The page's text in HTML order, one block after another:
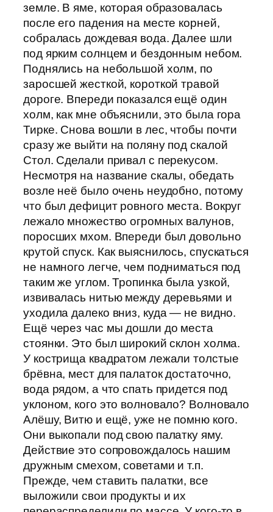
земле. В яме, которая образовалась
после его падения на месте корней,
собралась дождевая вода. Далее шли
под ярким солнцем и бездонным небом.
Поднялись на небольшой холм, по
заросшей жесткой, короткой травой
дороге. Впереди показался ещё один
холм, как мне объяснили, это была гора
Тирке. Снова вошли в лес, чтобы почти
сразу же выйти на поляну под скалой
Стол. Сделали привал с перекусом.
Несмотря на название скалы, обедать
возле неё было очень неудобно, потому
что был дефицит ровного места. Вокруг
лежало множество огромных валунов,
поросших мхом. Впереди был довольно
крутой спуск. Как выяснилось, спускаться
не намного легче, чем подниматься под
таким же углом. Тропинка была узкой,
извивалась нитью между деревьями и
уходила далеко вниз, куда — не видно.
Ещё через час мы дошли до места
стоянки. Это был широкий склон холма.
У кострища квадратом лежали толстые
брёвна, мест для палаток достаточно,
вода рядом, а что спать придется под
уклоном, кого это волновало? Волновало
Алёшу, Витю и ещё, уже не помню кого.
Они выкопали под свою палатку яму.
Действие это сопровождалось нашим
дружным смехом, советами и т.п.
Прежде, чем ставить палатки, все
выложили свои продукты и их